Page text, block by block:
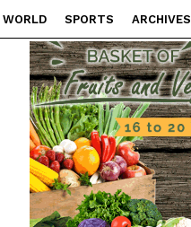
WORLD SPORTS ARCHIVES